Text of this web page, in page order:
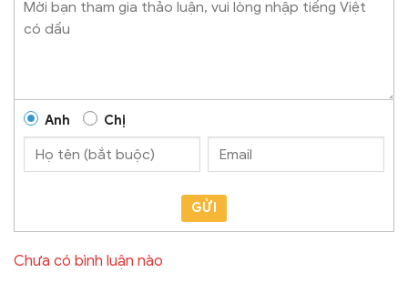
Anh Chị
GỬI
Chưa có bình luận nào